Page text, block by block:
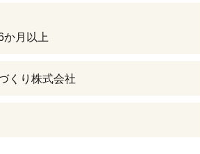
か月以上
くり株式会社